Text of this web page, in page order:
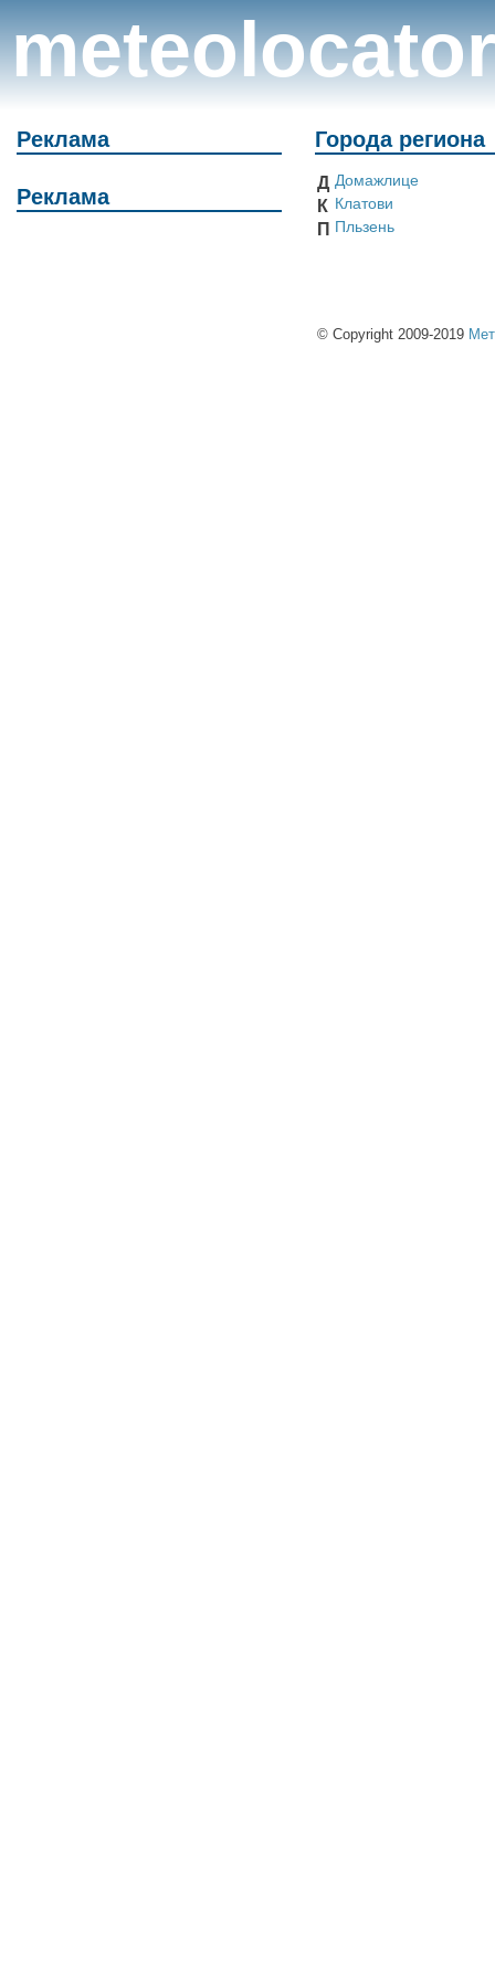
meteolocator
Реклама
Реклама
Города региона
Д Домажлице
К Клатови
П Пльзень
© Copyright 2009-2019